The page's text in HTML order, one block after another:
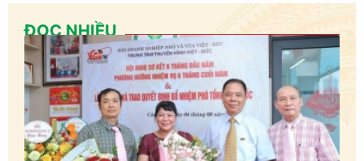
ĐỌC NHIỀU